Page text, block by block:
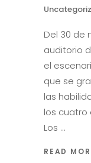
Del 30 de
auditorio
el
que se
las
los cuatro
Los
READ